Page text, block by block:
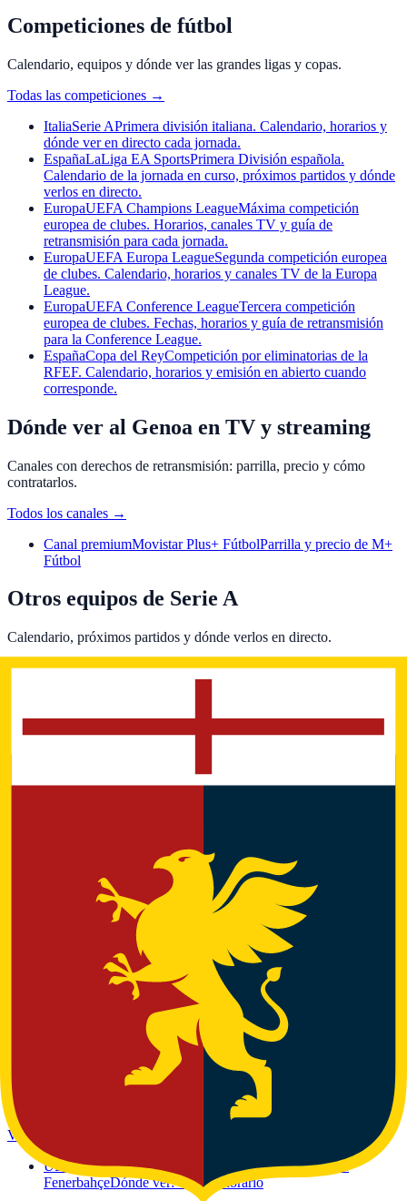
Competiciones de fútbol
Calendario, equipos y dónde ver las grandes ligas y copas.
Todas las competiciones →
ItaliaSerie APrimera división italiana. Calendario, horarios y
dónde ver en directo cada jornada.
EspañaLaLiga EA SportsPrimera División española.
Calendario de la jornada en curso, próximos partidos y dónde
verlos en directo.
EuropaUEFA Champions LeagueMáxima competición
europea de clubes. Horarios, canales TV y guía de
retransmisión para cada jornada.
EuropaUEFA Europa LeagueSegunda competición europea
de clubes. Calendario, horarios y canales TV de la Europa
League.
EuropaUEFA Conference LeagueTercera competición
europea de clubes. Fechas, horarios y guía de retransmisión
para la Conference League.
EspañaCopa del ReyCompetición por eliminatorias de la
RFEF. Calendario, horarios y emisión en abierto cuando
corresponde.
Dónde ver al Genoa en TV y streaming
Canales con derechos de retransmisión: parrilla, precio y cómo
contratarlos.
Todos los canales →
Canal premiumMovistar Plus+ FútbolParrilla y precio de M+
Fútbol
Otros equipos de Serie A
Calendario, próximos partidos y dónde verlos en directo.
Todos los equipos→
EquipoBologna FC 1909Calendario y dónde ver · Bologna
EquipoCagliari CalcioCalendario y dónde ver · Cagliari
Juventus FCCalendario y dónde ver · Turin
SS Lazio
Calendario y dónde ver · Rome
US Lecce
Calendario y dónde ver · Lecce
AC MilanCuándo juega el Milan: hora y dónde ver
Calendario y dónde ver · Pisa
US Sassuolo
Calendario y dónde ver · Sassuolo
SSC Napoli
Calendario y dónde ver · Naples
Parma Calcio 1913
Calendario y dónde ver · Parma
AS Roma
Calendario y dónde ver · Rome
Calendario y dónde ver · Turin
Udinese Calcio Calendario y dónde ver · Udine
Hoy también juegan
Otros partidos de fútbol de la jornada con canal y horario.
Ver toda la jornada
UEFA Champions League · 18:00hGórnik Zabrze vs
FenerbahçeDónde ver: canal y horario